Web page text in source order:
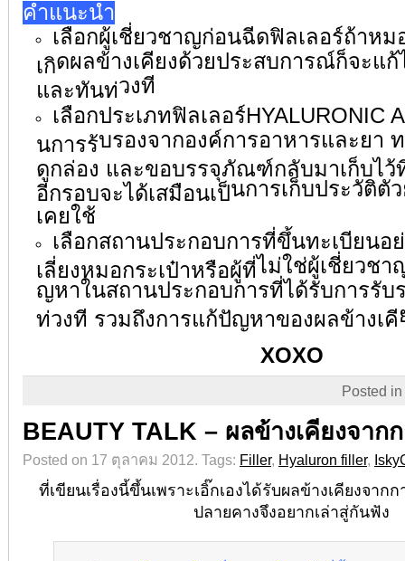
คำแนะนำ
เลือกผู้เชี่ยวชาญก่อนฉีดฟิ ลเลอร์ถ้าห
เกิดผลข้างเคียงด้วยประสบการณ์ก็จะแก้
และทันท่วงที
เลือกประเภทฟิลเลอร์HYALURONIC
นการร้บรองจากองค์การอาหารและยา
ดูกล่อง และขอบรรจุภัณฑ์กลับมาเก็บไว้
อีกรอบจะได้เสมือนเป็ นการเก็บประวัติตั
เคยใช้
เลือกสถานประกอบการที่ขึ้นทะเบียนอ
เลี่ยงหมอกระเป๋าหรือผู้ที่ไม่ใช่ผู้เชี่ยวชา
ญหาในสถานประกอบการที่ได้รับการรับ
ท่วงที รวมถึงการแก้ปัญหาของผลข้างเคี
XOXO
Posted in
BEAUTY TALK – ผลข้างเคียงจาก
Posted on 17 ตุลาคม 2012. Tags: Filler, Hyaluron filler,
ที่เขียนเรื่องนี้ขึ้นเพราะเอิ๊กเองได้รับผลข้างเคียงจาก
ปลายคางจึงอยากเล่าสู่กันฟัง